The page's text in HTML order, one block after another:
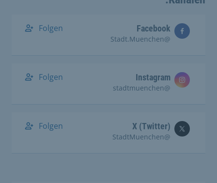
Facebook
@Stadt.Muenchen
Folgen
Instagram
@stadtmuenchen
Folgen
X (Twitter)
@StadtMuenchen
Folgen